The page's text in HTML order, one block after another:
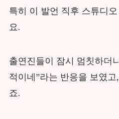
특히 이 발언 직후 스튜디
요.
출연진들이 잠시 멈칫하더
적이네”라는 반응을 보였
죠.